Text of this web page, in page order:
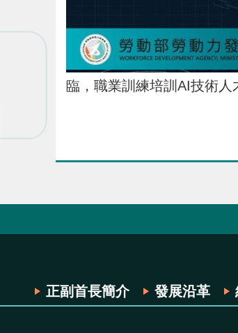
臨，職業訓練培訓AI技術人
正副首長簡介 發展沿革